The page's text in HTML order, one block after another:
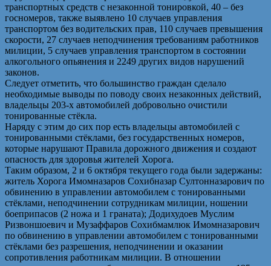
транспортных средств с незаконной тонировкой, 40 – без
госномеров, также выявлено 10 случаев управления
транспортом без водительских прав, 110 случаев превышения
скорости, 27 случаев неподчинения требованиям работников
милиции, 5 случаев управления транспортом в состоянии
алкогольного опьянения и 2249 других видов нарушений
законов.
Следует отметить, что большинство граждан сделало
необходимые выводы по поводу своих незаконных действий,
владельцы 203-х автомобилей добровольно очистили
тонированные стёкла.
Наряду с этим до сих пор есть владельцы автомобилей с
тонированными стёклами, без государственных номеров,
которые нарушают Правила дорожного движения и создают
опасность для здоровья жителей Хорога.
Таким образом, 2 и 6 октября текущего года были задержаны:
житель Хорога Имомназаров Сохибназар Султонназарович по
обвинению в управлении автомобилем с тонированными
стёклами, неподчинении сотрудникам милиции, ношении
боеприпасов (2 ножа и 1 граната); Додихудоев Муслим
Ризвоншоевич и Музаффаров Сохибмамлюк Имомназарович
по обвинению в управлении автомобилем с тонированными
стёклами без разрешения, неподчинении и оказании
сопротивления работникам милиции. В отношении